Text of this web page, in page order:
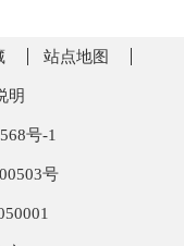
站点地图
明
号-1
号